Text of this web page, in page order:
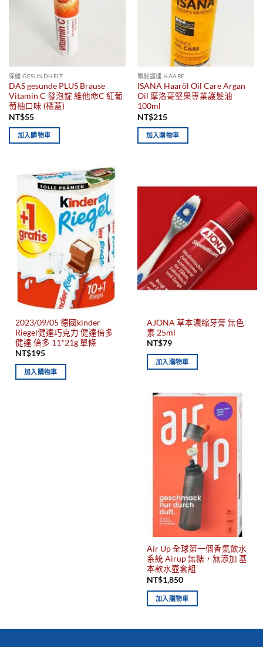
保健 GESUNDHEIT
DAS gesunde PLUS Brause
Vitamin C 發泡錠 維他命C 紅葡
萄柚口味 (橘蓋)
NT$55
加入購物車
頭髮護理 HAARE
ISANA Haaröl Oil Care Argan
Oil 摩洛哥堅果專業護髮油
100ml
NT$215
加入購物車
2023/09/05 德國kinder
Riegel健達巧克力 健達倍多
健達 倍多 11*21g 單條
NT$195
加入購物車
AJONA 草本濃縮牙膏 無色
素 25ml
NT$79
加入購物車
Air Up 全球第一個香氣飲水
系統 Airup 無糖，無添加 基
本款水壺套組
NT$1,850
加入購物車